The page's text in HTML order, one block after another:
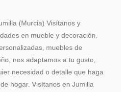
(Murcia) Visítanos y
en mueble y decoración.
muebles de
nos adaptamos a tu gusto,
necesidad o detalle que haga
hogar. Visítanos en Jumilla